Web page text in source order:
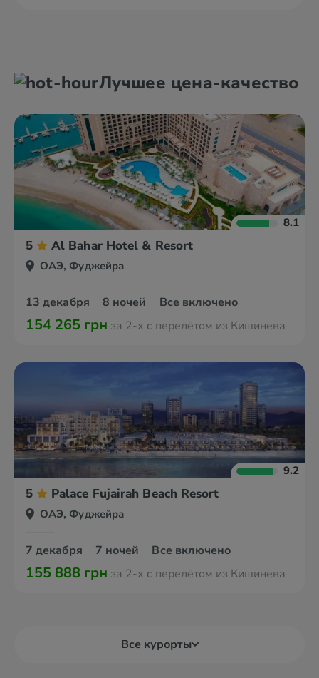
Аджман Дубай
Лучшее цена-качество
8.1
5 Al Bahar Hotel & Resort
ОАЭ, Фуджейра
13 декабря 8 ночей Все включено
154 265 грн за 2-х с перелётом из Кишинева
9.2
5 Palace Fujairah Beach Resort
ОАЭ, Фуджейра
7 декабря 7 ночей Все включено
155 888 грн за 2-х с перелётом из Кишинева
Все курорты